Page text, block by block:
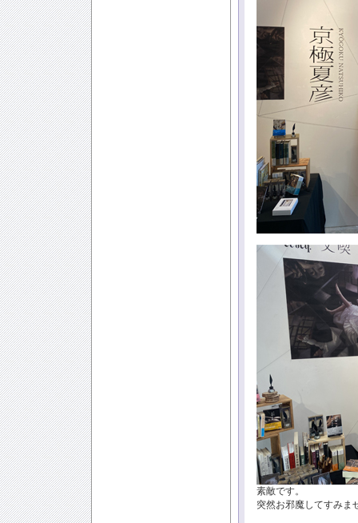
素敵です。
突然お邪魔してすみま